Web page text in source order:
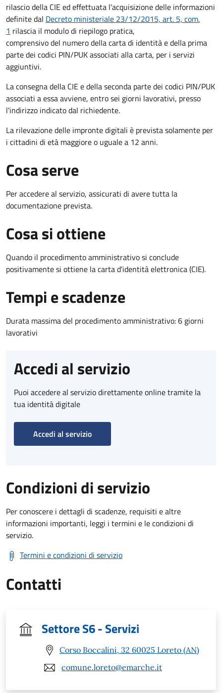
rilascio della CIE ed effettuata l'acquisizione delle informazioni
definite dal Decreto ministeriale 23/12/2015, art. 5, com.
1 rilascia il modulo di riepilogo pratica,
comprensivo del numero della carta di identità e della prima
parte dei codici PIN/PUK associati alla carta, per i servizi
aggiuntivi.
La consegna della CIE e della seconda parte dei codici PIN/PUK
associati a essa avviene, entro sei giorni lavorativi, presso
l'indirizzo indicato dal richiedente.
La rilevazione delle impronte digitali è prevista solamente per
i cittadini di età maggiore o uguale a 12 anni.
Cosa serve
Per accedere al servizio, assicurati di avere tutta la
documentazione prevista.
Cosa si ottiene
Quando il procedimento amministrativo si conclude
positivamente si ottiene la carta d'identità elettronica (CIE).
Tempi e scadenze
Durata massima del procedimento amministrativo: 6 giorni
lavorativi
Accedi al servizio
Puoi accedere al servizio direttamente online tramite la
tua identità digitale
Accedi al servizio
Condizioni di servizio
Per conoscere i dettagli di scadenze, requisiti e altre
informazioni importanti, leggi i termini e le condizioni di
servizio.
Termini e condizioni di servizio
Contatti
Settore S6 - Servizi
Corso Boccalini, 32 60025 Loreto (AN)
comune.loreto@emarche.it